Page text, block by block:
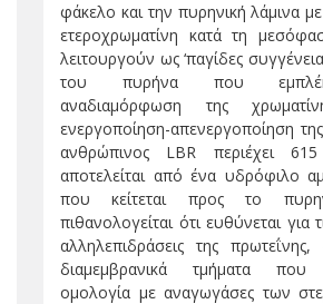
φάκελο και την πυρηνική λάμινα
ετεροχρωματίνη κατά τη
λειτουργούν ως ‘παγίδες
του πυρήνα που
αναδιαμόρφωση της
ενεργοποίηση-απενεργοποίηση
ανθρώπινος LBR περιέχει
αποτελείται από ένα υδρόφιλο
που κείτεται προς το
πιθανολογείται ότι ευθύνεται για
αλληλεπιδράσεις της
διαμεμβρανικά τμήματα που
ομολογία με αναγωγάσες των